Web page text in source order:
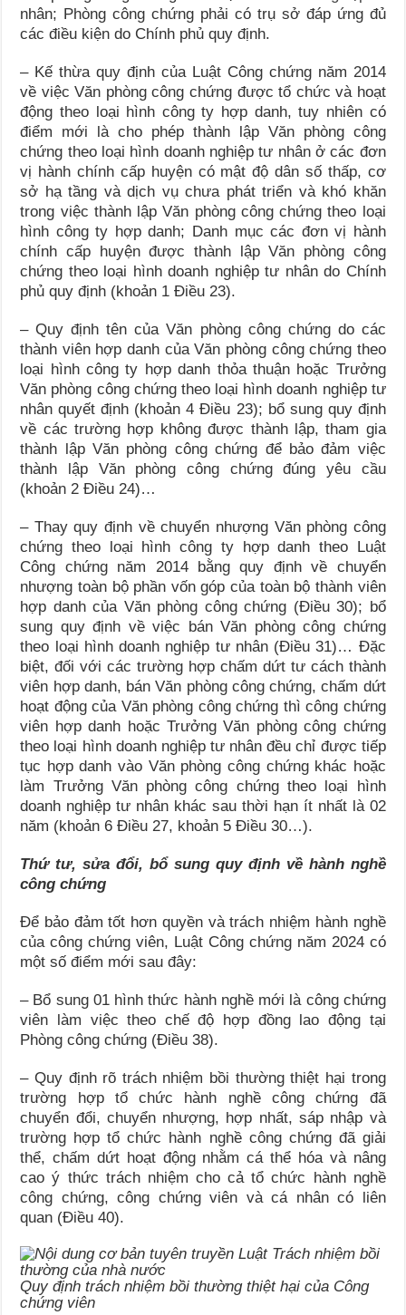
nhân; Phòng công chứng phải có trụ sở đáp ứng đủ
các điều kiện do Chính phủ quy định.
– Kế thừa quy định của Luật Công chứng năm 2014
về việc Văn phòng công chứng được tổ chức và hoạt
động theo loại hình công ty hợp danh, tuy nhiên có
điểm mới là cho phép thành lập Văn phòng công
chứng theo loại hình doanh nghiệp tư nhân ở các đơn
vị hành chính cấp huyện có mật độ dân số thấp, cơ
sở hạ tầng và dịch vụ chưa phát triển và khó khăn
trong việc thành lập Văn phòng công chứng theo loại
hình công ty hợp danh; Danh mục các đơn vị hành
chính cấp huyện được thành lập Văn phòng công
chứng theo loại hình doanh nghiệp tư nhân do Chính
phủ quy định (khoản 1 Điều 23).
– Quy định tên của Văn phòng công chứng do các
thành viên hợp danh của Văn phòng công chứng theo
loại hình công ty hợp danh thỏa thuận hoặc Trưởng
Văn phòng công chứng theo loại hình doanh nghiệp tư
nhân quyết định (khoản 4 Điều 23); bổ sung quy định
về các trường hợp không được thành lập, tham gia
thành lập Văn phòng công chứng để bảo đảm việc
thành lập Văn phòng công chứng đúng yêu cầu
(khoản 2 Điều 24)…
– Thay quy định về chuyển nhượng Văn phòng công
chứng theo loại hình công ty hợp danh theo Luật
Công chứng năm 2014 bằng quy định về chuyển
nhượng toàn bộ phần vốn góp của toàn bộ thành viên
hợp danh của Văn phòng công chứng (Điều 30); bổ
sung quy định về việc bán Văn phòng công chứng
theo loại hình doanh nghiệp tư nhân (Điều 31)… Đặc
biệt, đối với các trường hợp chấm dứt tư cách thành
viên hợp danh, bán Văn phòng công chứng, chấm dứt
hoạt động của Văn phòng công chứng thì công chứng
viên hợp danh hoặc Trưởng Văn phòng công chứng
theo loại hình doanh nghiệp tư nhân đều chỉ được tiếp
tục hợp danh vào Văn phòng công chứng khác hoặc
làm Trưởng Văn phòng công chứng theo loại hình
doanh nghiệp tư nhân khác sau thời hạn ít nhất là 02
năm (khoản 6 Điều 27, khoản 5 Điều 30…).
Thứ tư, sửa đổi, bổ sung quy định về hành nghề
công chứng
Để bảo đảm tốt hơn quyền và trách nhiệm hành nghề
của công chứng viên, Luật Công chứng năm 2024 có
một số điểm mới sau đây:
– Bổ sung 01 hình thức hành nghề mới là công chứng
viên làm việc theo chế độ hợp đồng lao động tại
Phòng công chứng (Điều 38).
– Quy định rõ trách nhiệm bồi thường thiệt hại trong
trường hợp tổ chức hành nghề công chứng đã
chuyển đổi, chuyển nhượng, hợp nhất, sáp nhập và
trường hợp tổ chức hành nghề công chứng đã giải
thể, chấm dứt hoạt động nhằm cá thể hóa và nâng
cao ý thức trách nhiệm cho cả tổ chức hành nghề
công chứng, công chứng viên và cá nhân có liên
quan (Điều 40).
Quy định trách nhiệm bồi thường thiệt hại của Công
chứng viên